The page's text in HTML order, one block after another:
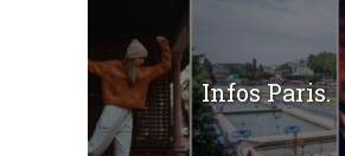
Infos Paris.